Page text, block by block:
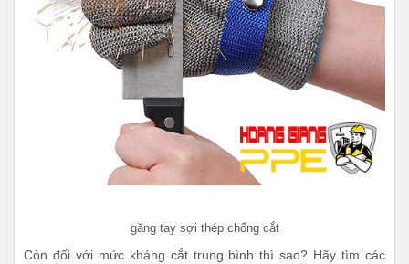
găng tay sợi thép chống cắt
Còn đối với mức kháng cắt trung bình thì sao? Hãy tìm các